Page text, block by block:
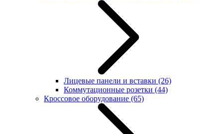
Лицевые панели и вставки (26)
Коммутационные розетки (44)
Кроссовое оборудование (65)